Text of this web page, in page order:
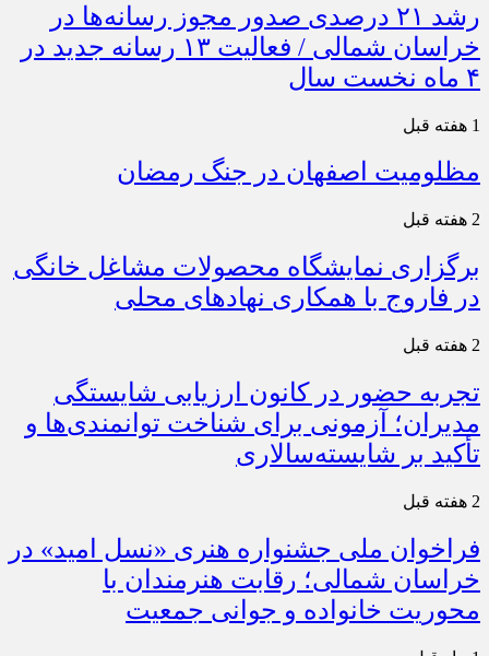
رشد ۲۱ درصدی صدور مجوز رسانه‌ها در
خراسان شمالی / فعالیت ۱۳ رسانه جدید در
۴ ماه نخست سال
1 هفته قبل
مظلومیت اصفهان در جنگ رمضان
2 هفته قبل
برگزاری نمایشگاه محصولات مشاغل خانگی
در فاروج با همکاری نهادهای محلی
2 هفته قبل
تجربه حضور در کانون ارزیابی شایستگی
مدیران؛ آزمونی برای شناخت توانمندی‌ها و
تأکید بر شایسته‌سالاری
2 هفته قبل
فراخوان ملی جشنواره هنری «نسل امید» در
خراسان شمالی؛ رقابت هنرمندان با
محوریت خانواده و جوانی جمعیت